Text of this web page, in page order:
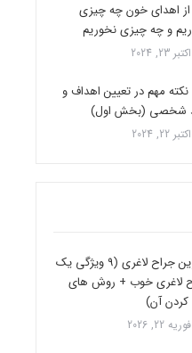
از اهدای خون چه چیزی
و چه چیزی نخوریم
اکتبر 23, 2024
مهم در تعیین اهداف و
شخصی (بخش اول)
اکتبر 22, 2024
بهترین جراح لاغری (9 ویژگی یک
لاغری خوب + روش های
کردن آن)
فوریه 22, 2026